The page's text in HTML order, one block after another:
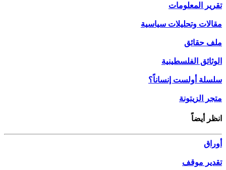
تقرير المعلومات
مقالات وتحليلات سياسية
ملف حقائق
الوثائق الفلسطينية
سلسلة أولست إنساناً؟
متجر الزيتونة
انظر أيضاً
أوراق
تقدير موقف